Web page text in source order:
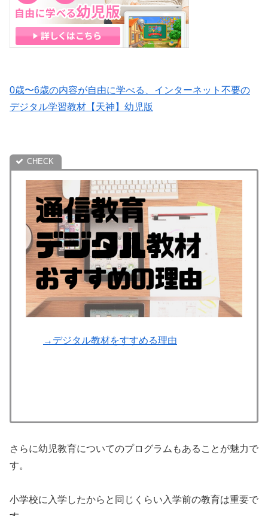
0歳〜6歳の内容が自由に学べる、インターネット不要の
デジタル学習教材【天神】幼児版
→デジタル教材をすすめる理由
さらに幼児教育についてのプログラムもあることが魅力で
す。
小学校に入学したからと同じくらい入学前の教育は重要で